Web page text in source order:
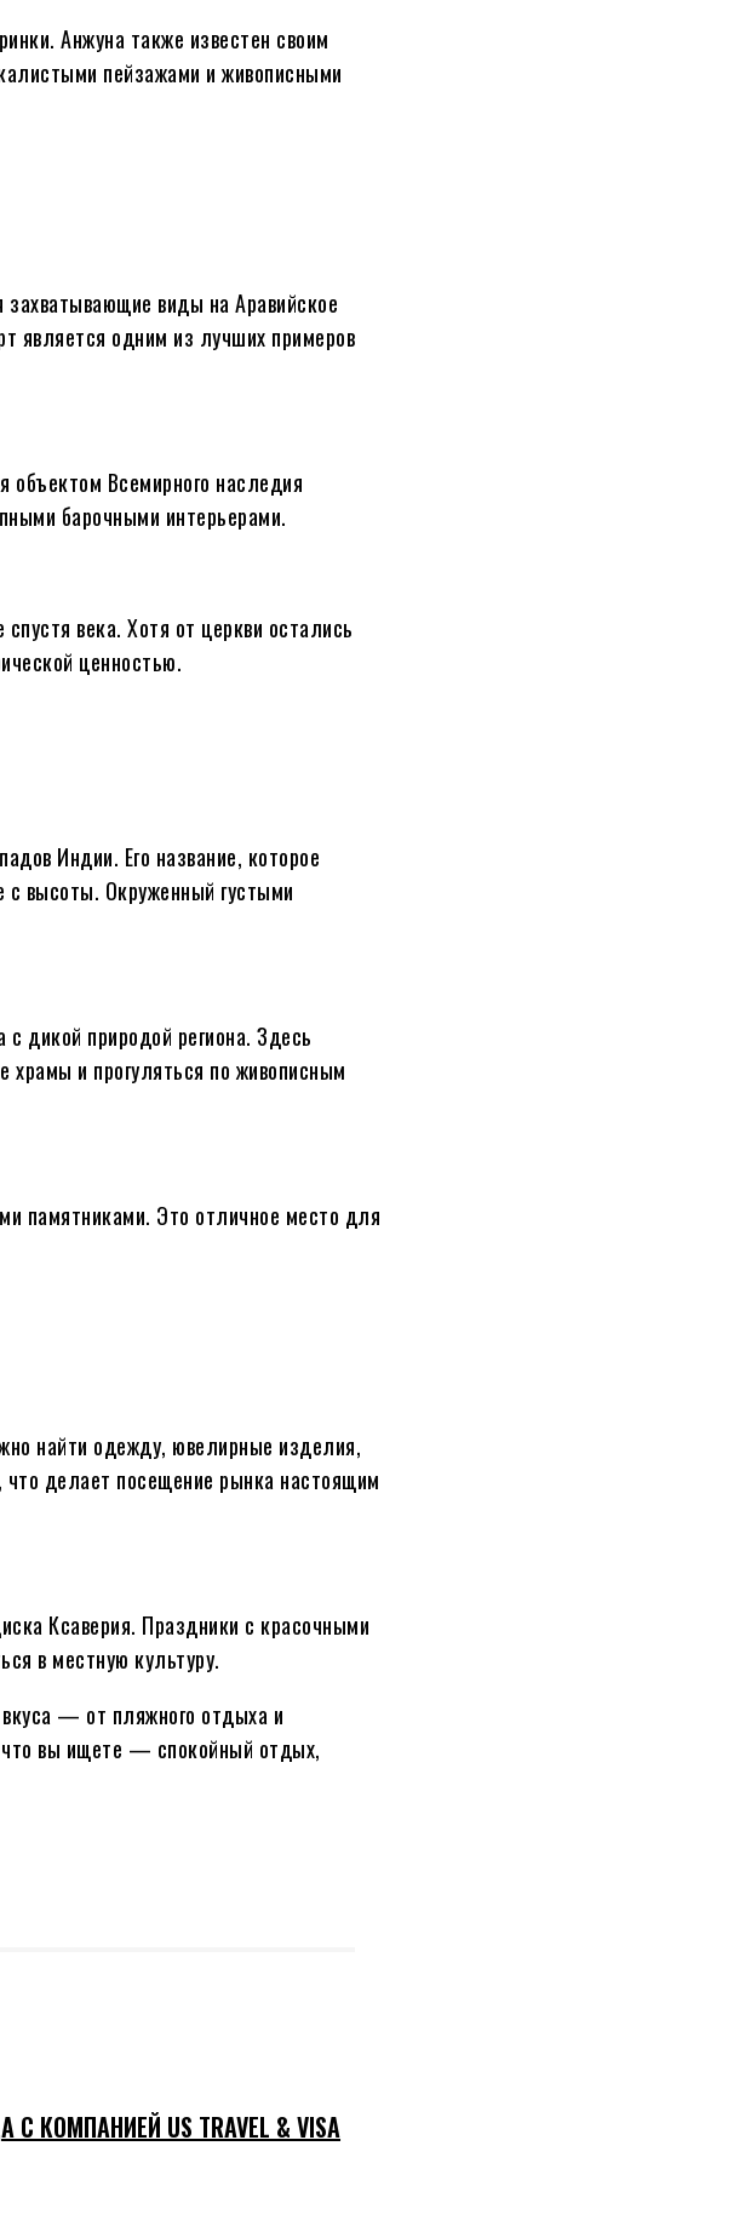
Анжуна также известен своим
пейзажами и живописными
виды на Аравийское
является одним из лучших примеров
Всемирного наследия
барочными интерьерами.
века. Хотя от церкви остались
ценностью.
Индии. Его название, которое
высоты. Окруженный густыми
дикой природой региона. Здесь
и прогуляться по живописным
памятниками. Это отличное место для
найти одежду, ювелирные изделия,
делает посещение рынка настоящим
Ксаверия. Праздники с красочными
в местную культуру.
вкуса — от пляжного отдыха и
что вы ищете — спокойный отдых,
US TRAVEL & VISA